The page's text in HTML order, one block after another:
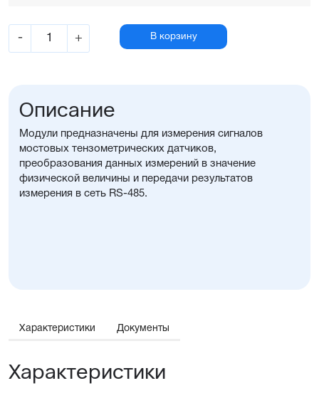
- + В корзину
Описание
Модули предназначены для измерения сигналов
мостовых тензометрических датчиков,
преобразования данных измерений в значение
физической величины и передачи результатов
измерения в сеть RS-485.
Характеристики Документы
Характеристики